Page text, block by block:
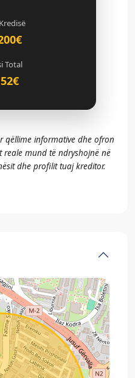
Total
qëllime informative dhe ofron
reale mund të ndryshojnë në
dhe profilit tuaj kreditor.